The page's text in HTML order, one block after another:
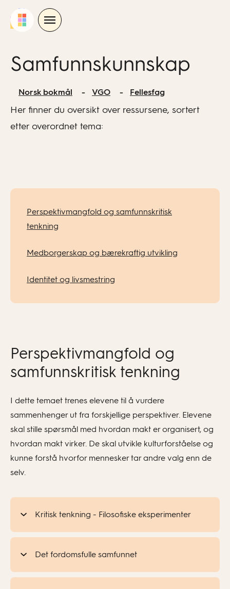
Samfunnskunnskap
Norsk bokmål VGO Fellesfag
Her finner du oversikt over ressursene, sortert
etter overordnet tema:
Perspektivmangfold og samfunnskritisk
tenkning
Medborgerskap og bærekraftig utvikling
Identitet og livsmestring
Perspektivmangfold og
samfunnskritisk tenkning
I dette temaet trenes elevene til å vurdere
sammenhenger ut fra forskjellige perspektiver. Elevene
skal stille spørsmål med hvordan makt er organisert, og
hvordan makt virker. De skal utvikle kulturforståelse og
kunne forstå hvorfor mennesker tar andre valg enn de
selv.
Kritisk tenkning - Filosofiske eksperimenter
Det fordomsfulle samfunnet